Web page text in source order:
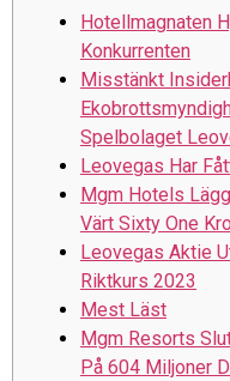
Hotellmagnaten
Konkurrenten
Misstänkt
Spelbolaget
Leovegas Har
Mgm Hotels
Värt Sixty One
Leovegas Aktie
Riktkurs 2023
Mest Läst
Mgm Resorts
På 604 Miljoner